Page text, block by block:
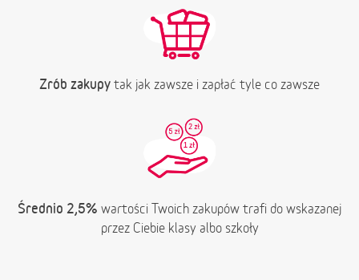
Zrób zakupy tak jak zawsze i zapłać tyle co zawsze
Średnio 2,5% wartości Twoich zakupów trafi do wskazanej
przez Ciebie klasy albo szkoły